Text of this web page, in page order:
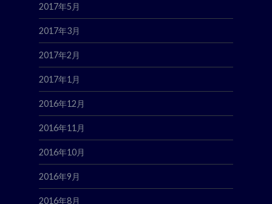
2017年5月
2017年3月
2017年2月
2017年1月
2016年12月
2016年11月
2016年10月
2016年9月
2016年8月